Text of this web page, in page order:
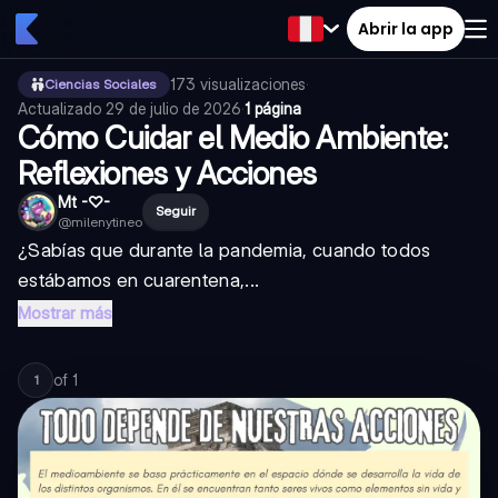
Abrir la app
Ciencias Sociales 173 visualizaciones·
Actualizado 29 de julio de 2026·1 página
Cómo Cuidar el Medio Ambiente:
Reflexiones y Acciones
Mt -♡-
@milenytineo
Seguir
¿Sabías que durante la pandemia, cuando todos
estábamos en cuarentena,...
Mostrar más
1 of 1